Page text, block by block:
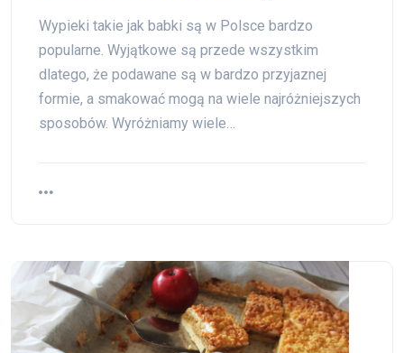
Wypieki takie jak babki są w Polsce bardzo
popularne. Wyjątkowe są przede wszystkim
dlatego, że podawane są w bardzo przyjaznej
formie, a smakować mogą na wiele najróżniejszych
sposobów. Wyróżniamy wiele…